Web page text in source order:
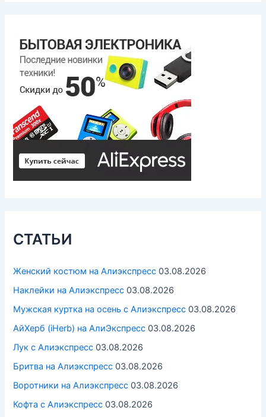
СТАТЬИ
Женский костюм на Алиэкспресс 03.08.2026
Наклейки на Алиэкспресс 03.08.2026
Мужская куртка на осень с Алиэкспресс 03.08.2026
АйХерб (iHerb) на АлиЭкспресс 03.08.2026
Лук с Алиэкспресс 03.08.2026
Бритва на Алиэкспресс 03.08.2026
Воротники на Алиэкспресс 03.08.2026
Кофта с Алиэкспресс 03.08.2026